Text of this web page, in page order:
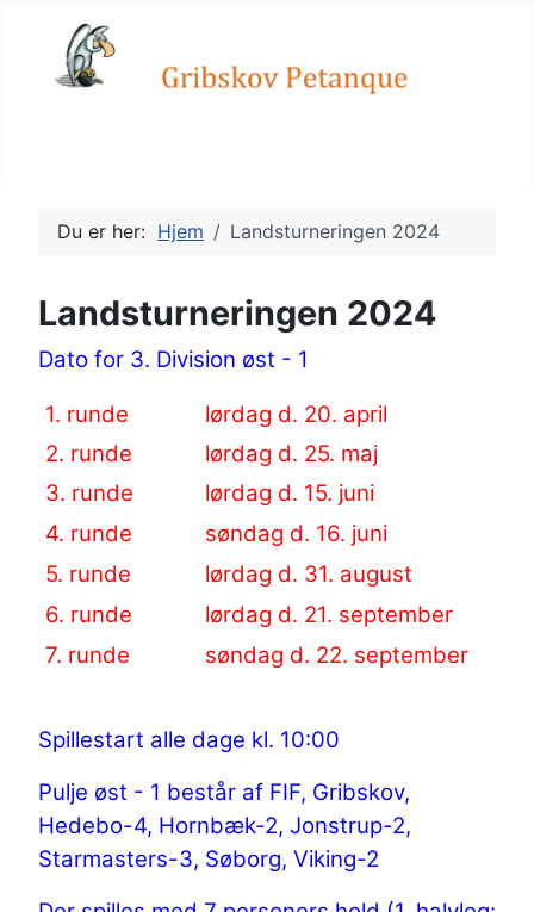
Du er her: Hjem Landsturneringen 2024
Landsturneringen 2024
Dato for 3. Division øst - 1
1. runde
lørdag d. 20. april
2. runde
lørdag d. 25. maj
3. runde
lørdag d. 15. juni
4. runde
søndag d. 16. juni
5. runde
lørdag d. 31. august
6. runde
lørdag d. 21. september
7. runde
søndag d. 22. september
Spillestart alle dage kl. 10:00
Pulje øst - 1 består af FIF, Gribskov,
Hedebo-4, Hornbæk-2, Jonstrup-2,
Starmasters-3, Søborg, Viking-2